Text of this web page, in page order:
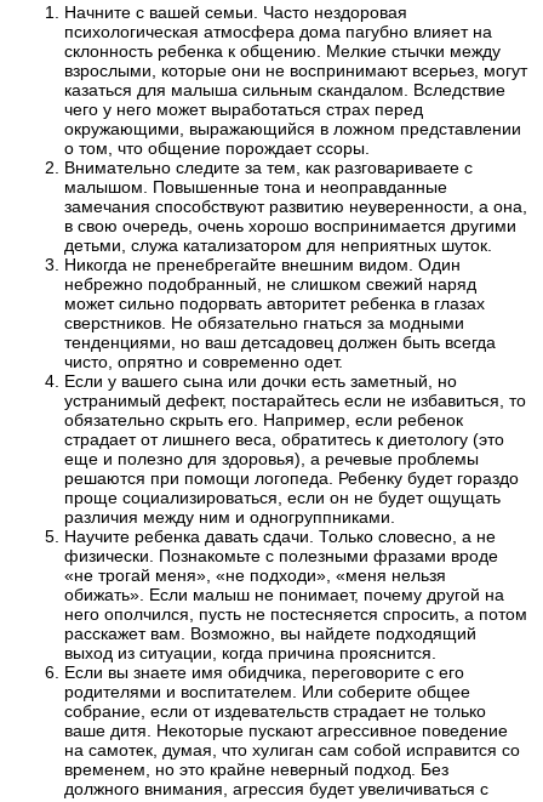
Начните с вашей семьи. Часто нездоровая
психологическая атмосфера дома пагубно влияет на
склонность ребенка к общению. Мелкие стычки между
взрослыми, которые они не воспринимают всерьез, могут
казаться для малыша сильным скандалом. Вследствие
чего у него может выработаться страх перед
окружающими, выражающийся в ложном представлении
о том, что общение порождает ссоры.
Внимательно следите за тем, как разговариваете с
малышом. Повышенные тона и неоправданные
замечания способствуют развитию неуверенности, а она,
в свою очередь, очень хорошо воспринимается другими
детьми, служа катализатором для неприятных шуток.
Никогда не пренебрегайте внешним видом. Один
небрежно подобранный, не слишком свежий наряд
может сильно подорвать авторитет ребенка в глазах
сверстников. Не обязательно гнаться за модными
тенденциями, но ваш детсадовец должен быть всегда
чисто, опрятно и современно одет.
Если у вашего сына или дочки есть заметный, но
устранимый дефект, постарайтесь если не избавиться, то
обязательно скрыть его. Например, если ребенок
страдает от лишнего веса, обратитесь к диетологу (это
еще и полезно для здоровья), а речевые проблемы
решаются при помощи логопеда. Ребенку будет гораздо
проще социализироваться, если он не будет ощущать
различия между ним и одногруппниками.
Научите ребенка давать сдачи. Только словесно, а не
физически. Познакомьте с полезными фразами вроде
«не трогай меня», «не подходи», «меня нельзя
обижать». Если малыш не понимает, почему другой на
него ополчился, пусть не постесняется спросить, а потом
расскажет вам. Возможно, вы найдете подходящий
выход из ситуации, когда причина прояснится.
Если вы знаете имя обидчика, переговорите с его
родителями и воспитателем. Или соберите общее
собрание, если от издевательств страдает не только
ваше дитя. Некоторые пускают агрессивное поведение
на самотек, думая, что хулиган сам собой исправится со
временем, но это крайне неверный подход. Без
должного внимания, агрессия будет увеличиваться с